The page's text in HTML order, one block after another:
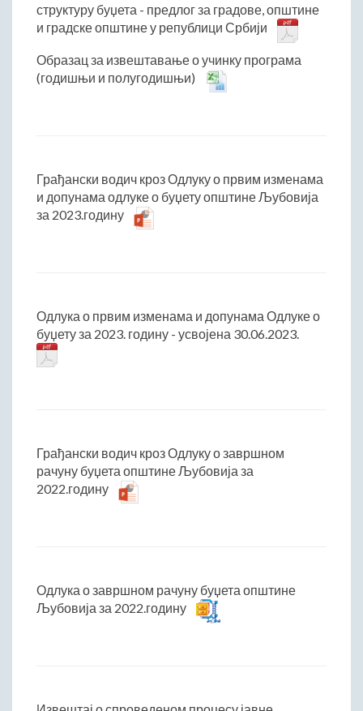
структуру буџета - предлог за градове, општине
и градске општине у републици Србији
Образац за извештавање о учинку програма
(годишњи и полугодишњи)
Грађански водич кроз Одлуку о првим изменама
и допунама одлуке о буџету општине Љубовија
за 2023.годину
Одлука о првим изменама и допунама Одлуке о
буџету за 2023. годину - усвојена 30.06.2023.
Грађански водич кроз Одлуку о завршном
рачуну буџета општине Љубовија за
2022.годину
Одлука о завршном рачуну буџета општине
Љубовија за 2022.годину